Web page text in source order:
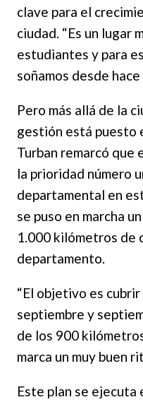
clave para el
ciudad. “Es un lugar
estudiantes y para
soñamos desde
Pero más allá de la
gestión está puesto
Turban remarcó que
la prioridad número
departamental en
se puso en marcha
1.000 kilómetros de
departamento.
“El objetivo es
septiembre y
de los 900
marca un muy buen
Este plan se ejecuta